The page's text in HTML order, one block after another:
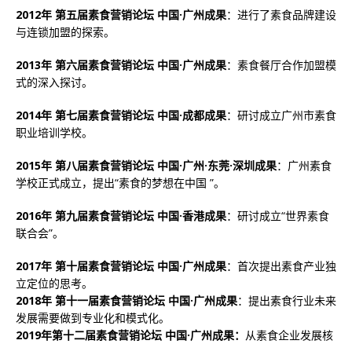
2012年 第五届素食营销论坛 中国·广州成果：进行了素食品牌建设
与连锁加盟的探索。
2013年 第六届素食营销论坛 中国·广州成果：素食餐厅合作加盟模
式的深入探讨。
2014年 第七届素食营销论坛 中国·成都成果：研讨成立广州市素食
职业培训学校。
2015年 第八届素食营销论坛 中国·广州·东莞·深圳成果：广州素食
学校正式成立，提出“素食的梦想在中国 ”。
2016年 第九届素食营销论坛 中国·香港成果：研讨成立“世界素食
联合会”。
2017年 第十届素食营销论坛 中国·广州成果：首次提出素食产业独
立定位的思考。
2018年 第十一届素食营销论坛 中国·广州成果：提出素食行业未来
发展需要做到专业化和模式化。
2019年第十二届素食营销论坛 中国·广州成果： 从素食企业发展核